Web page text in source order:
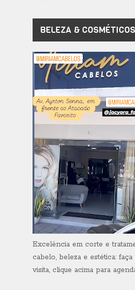
BELEZA &
Excelência em corte e
cabelo, beleza e estética: faça
visita, clique acima para